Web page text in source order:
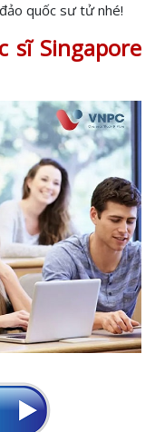
quốc sư tử nhé!
sĩ Singapore